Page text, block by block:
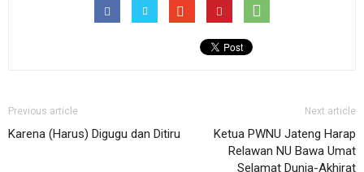
Previous article
Karena (Harus) Digugu dan Ditiru
Next article
Ketua PWNU Jateng Harap
Relawan NU Bawa Umat
Selamat Dunia-Akhirat